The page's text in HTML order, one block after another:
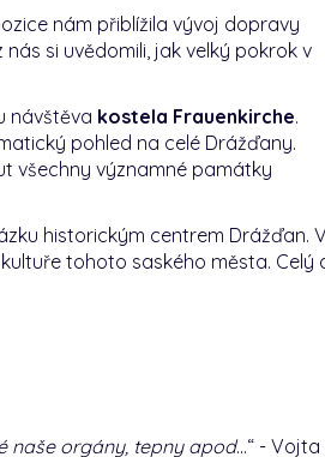
nám přiblížila vývoj dopravy
si uvědomili, jak velký pokrok v
návštěva kostela Frauenkirche.
pohled na celé Drážďany.
všechny významné památky
historickým centrem Drážďan.
tohoto saského města.
naše orgány, tepny apod...“ - Vojta